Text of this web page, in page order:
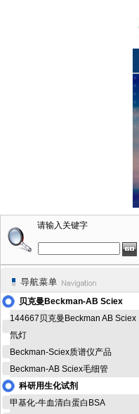
请输入关键字
贝克曼Beckman-AB Sciex
144667贝克曼Beckman AB Sciex
氘灯
Beckman-Sciex质谱仪产品
Beckman-AB Sciex毛细管
科研用生化试剂
甲基化-牛血清白蛋白BSA